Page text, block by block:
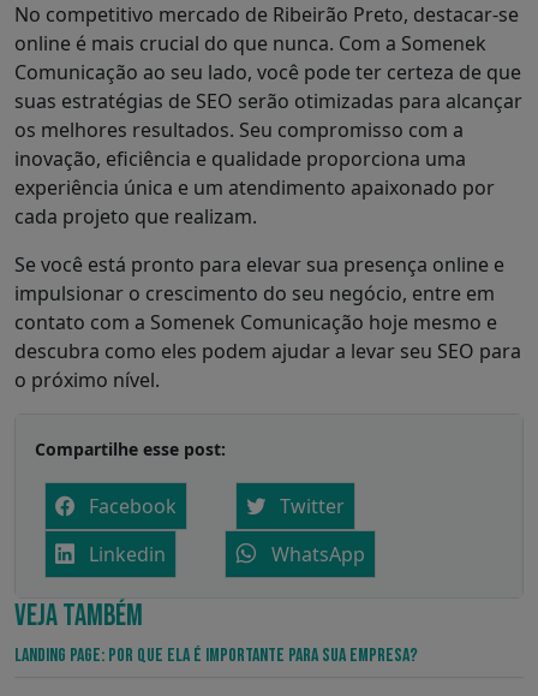
No competitivo mercado de Ribeirão Preto, destacar-se
online é mais crucial do que nunca. Com a Somenek
Comunicação ao seu lado, você pode ter certeza de que
suas estratégias de SEO serão otimizadas para alcançar
os melhores resultados. Seu compromisso com a
inovação, eficiência e qualidade proporciona uma
experiência única e um atendimento apaixonado por
cada projeto que realizam.
Se você está pronto para elevar sua presença online e
impulsionar o crescimento do seu negócio, entre em
contato com a Somenek Comunicação hoje mesmo e
descubra como eles podem ajudar a levar seu SEO para
o próximo nível.
Compartilhe esse post:
Facebook
Twitter
Linkedin
WhatsApp
VEJA TAMBÉM
Landing Page: por que ela é importante para sua empresa?